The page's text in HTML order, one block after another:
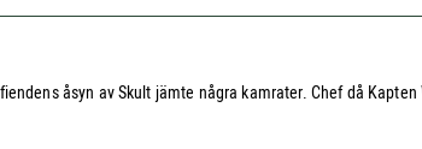
åsyn av Skult jämte några kamrater. Chef då